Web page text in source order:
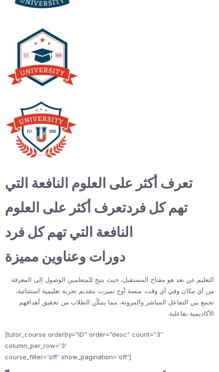
تعرف أكثر على العلوم النافعة التي
تهم كل فردتعرف أكثر على العلوم
النافعة التي تهم كل فرد
دورات وعناوين مميزة
التعليم عن بعد هو مفتاح المستقبل، حيث يتيح للمتعلمين الوصول إلى المعرفة
من أي مكان وفي أي وقت. منصة أوج تميزت بتقديم تجربة تعليمية استثنائية،
تجمع بين التفاعل المباشر والمرونة، مما يمكّن الطلاب من تحقيق أهدافهم
الأكاديمية بفاعلية.
[tutor_course orderby=”ID” order=”desc” count=”3″
column_per_row='3'
course_filter='off' show_pagination='off']